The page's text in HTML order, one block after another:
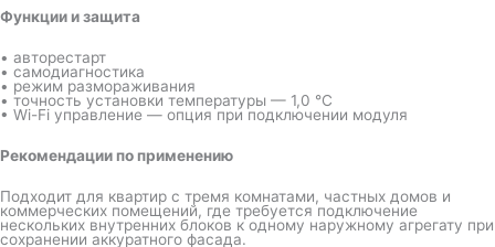
Функции и защита
• авторестарт
• самодиагностика
• режим размораживания
• точность установки температуры — 1,0 °C
• Wi-Fi управление — опция при подключении модуля
Рекомендации по применению
Подходит для квартир с тремя комнатами, частных домов и
коммерческих помещений, где требуется подключение
нескольких внутренних блоков к одному наружному агрегату при
сохранении аккуратного фасада.